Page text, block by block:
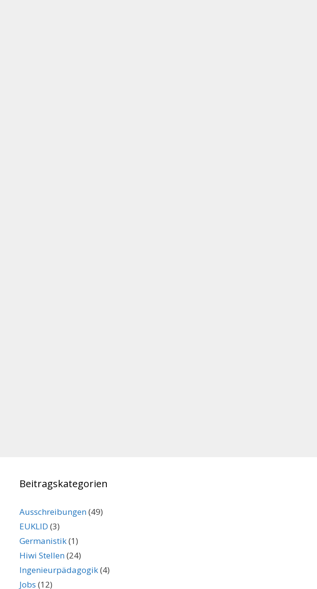
Beitragskategorien
Ausschreibungen(49)
EUKLID (3)
Germanistik(1)
Hiwi Stellen(24)
Ingenieurpädagogik(4)
Jobs (12)